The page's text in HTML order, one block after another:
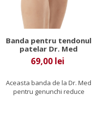
Banda pentru tendonul
patelar Dr. Med
69,00 lei
Aceasta banda de la Dr. Med
pentru genunchi reduce